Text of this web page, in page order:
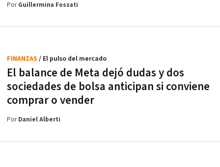
PorGuillermina Fossati
El balance de Meta dejó dudas y dos
sociedades de bolsa anticipan si conviene
comprar o vender
FINANZAS / El pulso del mercado
PorDaniel Alberti